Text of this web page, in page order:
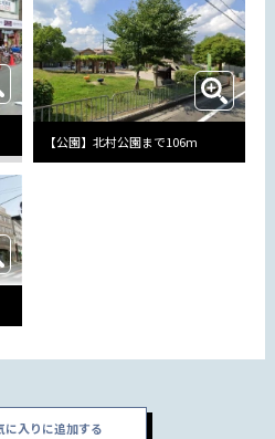
【公園】北村公園まで106m
に入りに追加する